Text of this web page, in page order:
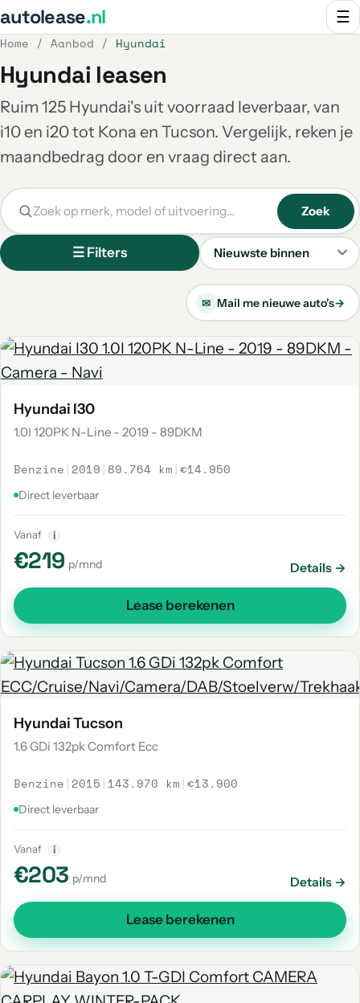
autolease.nl ☰
Home / Aanbod / Hyundai
Hyundai leasen
Ruim 125 Hyundai's uit voorraad leverbaar, van
i10 en i20 tot Kona en Tucson. Vergelijk, reken je
maandbedrag door en vraag direct aan.
☰ Filters
Sorteren
Zoek
✉ Mail me nieuwe auto's→
Hyundai I30
1.0I 120PK N-Line - 2019 - 89DKM
Benzine | 2019 | 89.764 km |€14.950
Direct leverbaar
Vanaf i
€219 p/mnd Details →
Lease berekenen
Hyundai Tucson
1.6 GDi 132pk Comfort Ecc
Benzine | 2015 | 143.970 km |€13.900
Direct leverbaar
Vanaf i
€203 p/mnd Details →
Lease berekenen